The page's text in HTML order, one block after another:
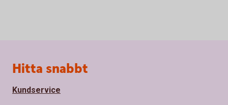
Sidfot
Hitta snabbt
Kundservice